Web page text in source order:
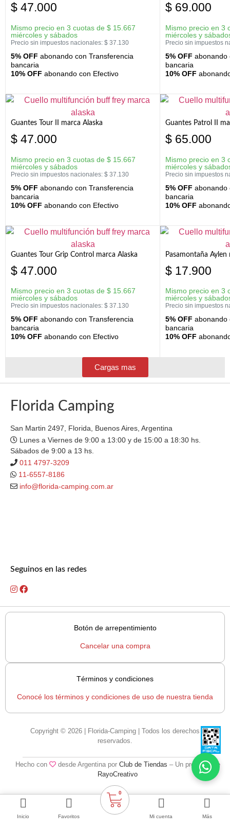
$ 47.000
Mismo precio en 3 cuotas de $ 15.667
miércoles y sábados
Precio sin impuestos nacionales: $ 37.130
5% OFF abonando con Transferencia
bancaria
10% OFF abonando con Efectivo
$ 69.000
Mismo precio en 3
miércoles y
Precio sin impuestos
5% OFF abonando
bancaria
10% OFF
Guantes Tour II marca Alaska
$ 47.000
Mismo precio en 3 cuotas de $ 15.667
miércoles y sábados
Precio sin impuestos nacionales: $ 37.130
5% OFF abonando con Transferencia
bancaria
10% OFF abonando con Efectivo
Guantes Patrol II
$ 65.000
Mismo precio en 3
miércoles y
Precio sin impuestos
5% OFF abonando
bancaria
10% OFF
Guantes Tour Grip Control marca Alaska
$ 47.000
Mismo precio en 3 cuotas de $ 15.667
miércoles y sábados
Precio sin impuestos nacionales: $ 37.130
5% OFF abonando con Transferencia
bancaria
10% OFF abonando con Efectivo
Pasamontaña Aylen
$ 17.900
Mismo precio en 3
miércoles y
Precio sin impuestos
5% OFF abonando
bancaria
10% OFF
Cargas mas
Inicio Favoritos
0
Mi cuenta Más
Florida Camping
San Martin 2497, Florida, Buenos Aires, Argentina
Lunes a Viernes de 9:00 a 13:00 y de 15:00 a 18:30 hs.
Sábados de 9:00 a 13 hs.
011 4797-3209
11-6557-8186
info@florida-camping.com.ar
Seguinos en las redes
Botón de arrepentimiento
Cancelar una compra
Términos y condiciones
Conocé los términos y condiciones de uso de nuestra tienda
Copyright © 2026 | Florida-Camping | Todos los derechos
reservados.
Hecho con desde Argentina por Club de Tiendas – Un producto de
RayoCreativo